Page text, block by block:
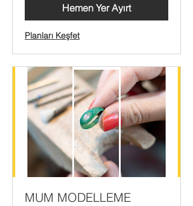
Hemen Yer Ayırt
Planları Keşfet
MUM MODELLEME